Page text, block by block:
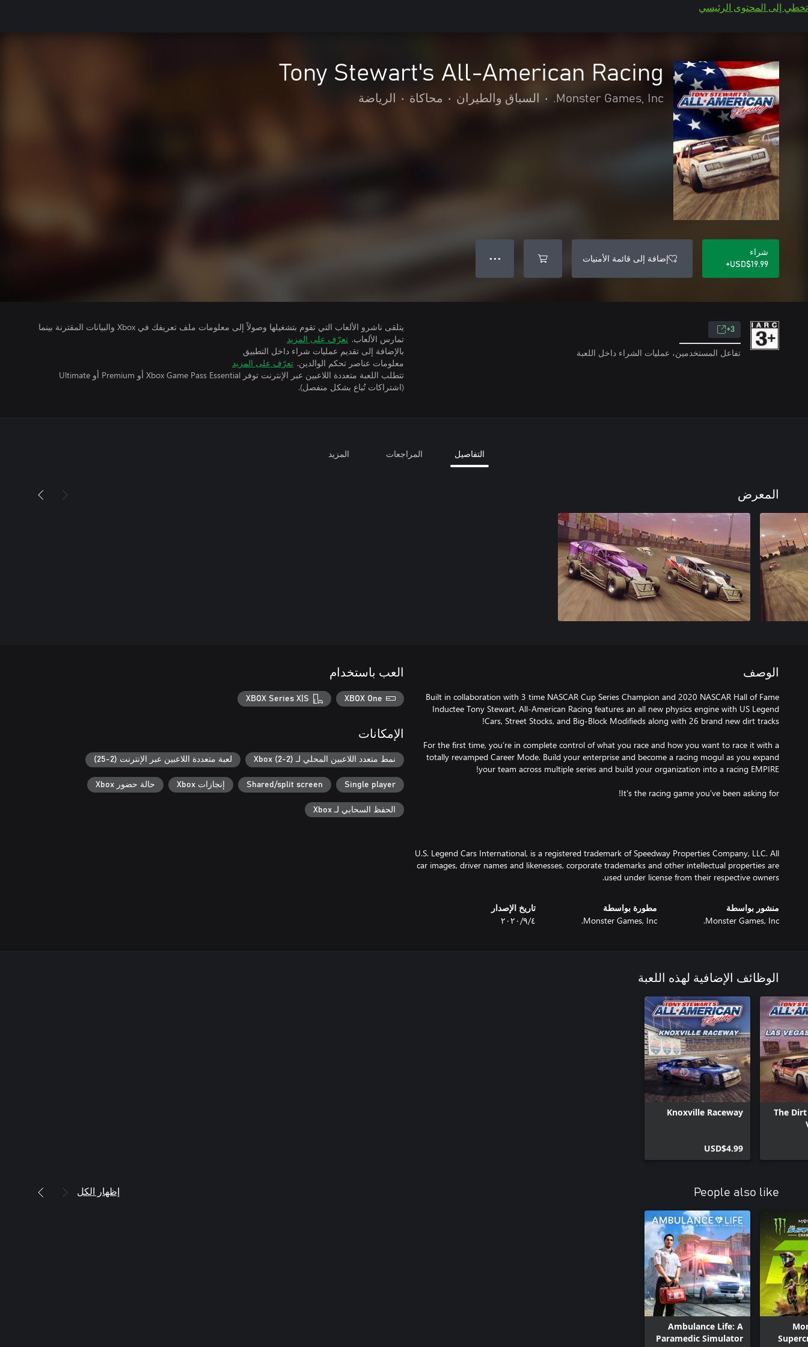
تخطي إلى المحتوى الرئيسي
Tony Stewart's All-American Racing
Monster Games, Inc.
• السباق والطيران • محاكاة • الرياضة
شراء
USD$19.99+
إضافة إلى قائمة الأمنيات ● ● ●
3+
تفاعل المستخدمين، عمليات الشراء داخل اللعبة
يتلقى ناشرو الألعاب التي تقوم بتشغيلها وصولاً إلى معلومات ملف تعريفك في Xbox والبيانات المقترنة بينما
تمارس الألعاب. تعرّف على المزيد
بالإضافة إلى تقديم عمليات شراء داخل التطبيق
معلومات عناصر تحكم الوالدين. تعرّف على المزيد
تتطلب اللعبة متعددة اللاعبين عبر الإنترنت توفر Xbox Game Pass Essential أو Premium أو Ultimate
(اشتراكات تُباع بشكل منفصل).
التفاصيل المراجعات المزيد
المعرض
الوصف
Built in collaboration with 3 time NASCAR Cup Series Champion and 2020 NASCAR Hall of Fame
Inductee Tony Stewart, All-American Racing features an all new physics engine with US Legend
For the first time, you’re in complete control of what you race and how you want to race it with a
totally revamped Career Mode. Build your enterprise and become a racing mogul as you expand
U.S. Legend Cars International, is a registered trademark of Speedway Properties Company, LLC. All
car images, driver names and likenesses, corporate trademarks and other intellectual properties are
used under license from their respective owners.
منشور بواسطة
Monster Games, Inc.
مطورة بواسطة
Monster Games, Inc.
تاريخ الإصدار
٤‏/٩‏/٢٠٢٠
العب باستخدام
XBOX One
XBOX Series X|S
الإمكانات
نمط متعدد اللاعبين المحلي لـ Xbox (2-2) لعبة متعددة اللاعبين عبر الإنترنت (2-25)
Single player
Shared/split screen إنجازات Xbox حالة حضور Xbox
الحفظ السحابي لـ Xbox
الوظائف الإضافية لهذه اللعبة
The
Knoxville Raceway
USD$4.99
People also like إظهار الكل
Ambulance Life: A
Paramedic Simulator